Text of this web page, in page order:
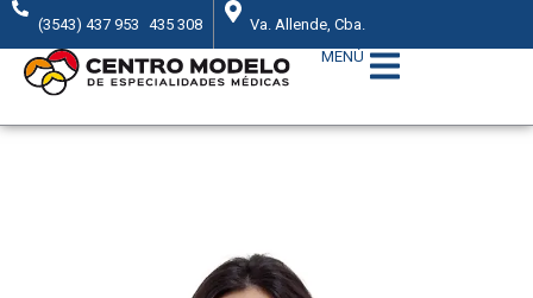
(3543) 437 953 435 308
Va. Allende, Cba.
MENÚ